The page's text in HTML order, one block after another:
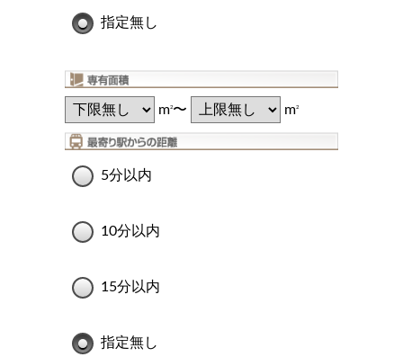
指定無し
m2〜 m2
5分以内
10分以内
15分以内
指定無し